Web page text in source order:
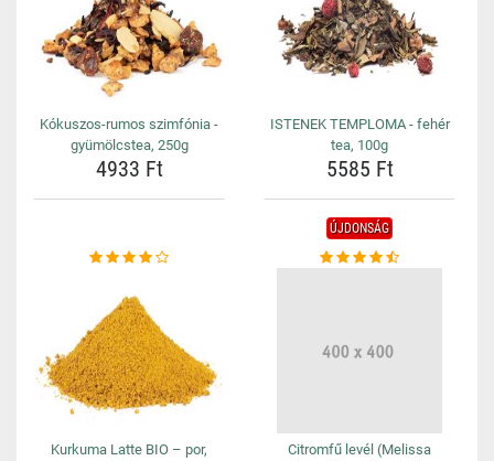
Kókuszos-rumos szimfónia -
gyümölcstea, 250g
4933 Ft
ISTENEK TEMPLOMA - fehér
tea, 100g
5585 Ft
Kurkuma Latte BIO – por,
ÚJDONSÁG
Citromfű levél (Melissa